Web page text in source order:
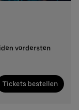
vordersten
Tickets bestellen